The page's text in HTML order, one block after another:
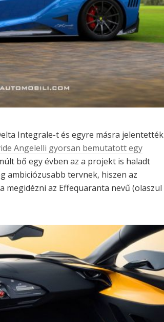
Integrale-t és egyre másra jelentették
Angelelli gyorsan bemutatott egy
bő egy évben az a projekt is haladt
ambiciózusabb tervnek, hiszen az
megidézni az Effequaranta nevű (olaszul